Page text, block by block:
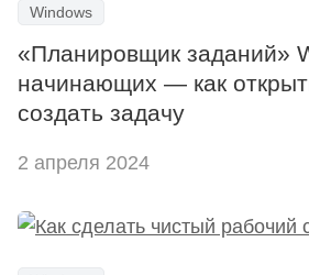
Windows
«Планировщик заданий»
начинающих — как
создать задачу
2 апреля 2024